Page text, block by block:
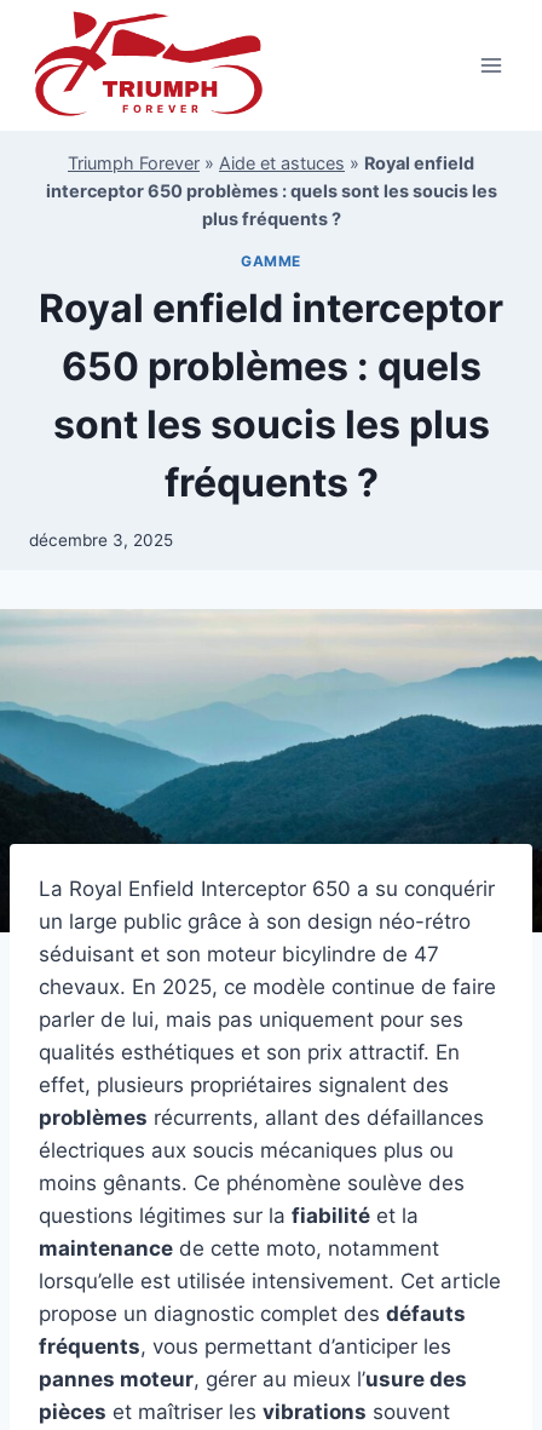
contenu
Triumph Forever » Aide et astuces » Royal enfield
interceptor 650 problèmes : quels sont les soucis les
plus fréquents ?
GAMME
Royal enfield interceptor
650 problèmes : quels
sont les soucis les plus
fréquents ?
décembre 3, 2025
La Royal Enfield Interceptor 650 a su conquérir
un large public grâce à son design néo-rétro
séduisant et son moteur bicylindre de 47
chevaux. En 2025, ce modèle continue de faire
parler de lui, mais pas uniquement pour ses
qualités esthétiques et son prix attractif. En
effet, plusieurs propriétaires signalent des
problèmes récurrents, allant des défaillances
électriques aux soucis mécaniques plus ou
moins gênants. Ce phénomène soulève des
questions légitimes sur la fiabilité et la
maintenance de cette moto, notamment
lorsqu’elle est utilisée intensivement. Cet article
propose un diagnostic complet des défauts
fréquents, vous permettant d’anticiper les
pannes moteur, gérer au mieux l’usure des
pièces et maîtriser les vibrations souvent